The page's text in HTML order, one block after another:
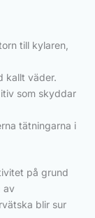
till kylaren,
kallt väder.
som skyddar
tätningarna i
på grund
av
blir sur